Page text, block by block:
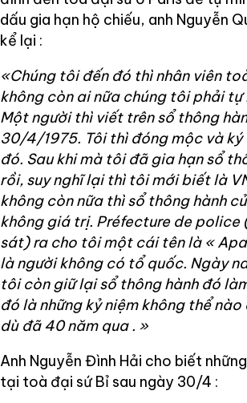
dấu gia hạn hộ chiếu, anh Nguyễn
kể lại :
«Chúng tôi đến đó thì nhân viên
không còn ai nữa chúng tôi phải tự
Một người thì viết trên sổ thông
30/4/1975. Tôi thì đóng mộc và ký
đó. Sau khi mà tôi đã gia hạn sổ
rồi, suy nghĩ lại thì tôi mới biết là
không còn nữa thì sổ thông hành
không giá trị. Préfecture de police
sát) ra cho tôi một cái tên là «
là người không có tổ quốc. Ngày
tôi còn giữ lại sổ thông hành đó
đó là những kỷ niệm không thể nào
dù đã 40 năm qua. »
Anh Nguyễn Đình Hải cho biết
tại toà đại sứ Bỉ sau ngày 30/4 :